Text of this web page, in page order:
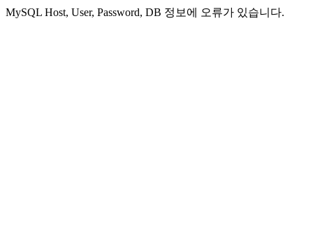
MySQL Host, User, Password, DB 정보에 오류가 있습니다.